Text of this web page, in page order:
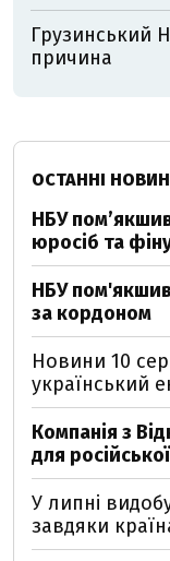
Грузинський
причина
ОСТАННІ
НБУ
юросіб та
НБУ пом'якшив
за кордоном
Новини 10
український
Компанія з
для
У липні
завдяки